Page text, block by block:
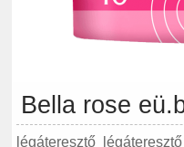
Bella rose
légáteresztő